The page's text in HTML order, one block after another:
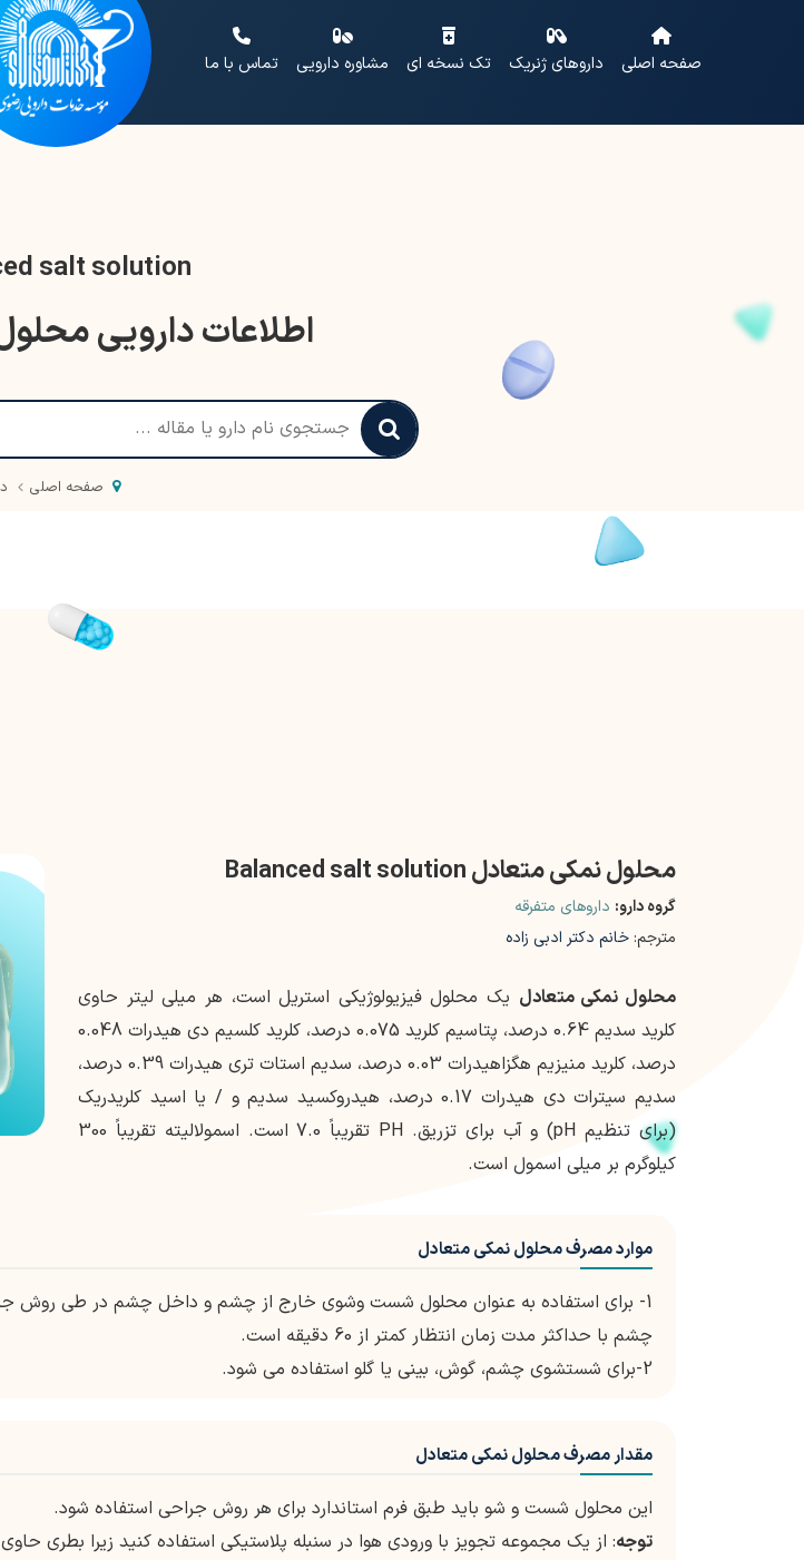
صفحه اصلی داروهای ژنریک تک نسخه ای مشاوره دارویی تماس با ما
salt solution
اطلاعات دارویی
صفحه اصلی
محلول نمکی متعادل Balanced salt solution
گروه دارو: داروهای متفرقه
مترجم: خانم دکتر ادبی زاده
محلول نمکی متعادل یک محلول فیزیولوژیکی استریل است، هر میلی لیتر حاوی
کلرید سدیم 0.64 درصد، پتاسیم کلرید 0.075 درصد، کلرید کلسیم دی هیدرات 0.048
درصد، کلرید منیزیم هگزاهیدرات 0.03 درصد، سدیم استات تری هیدرات 0.39 درصد،
سدیم سیترات دی هیدرات 0.17 درصد، هیدروکسید سدیم و / یا اسید کلریدریک
(برای تنظیم pH) و آب برای تزریق. PH تقریباً 7.0 است. اسمولالیته تقریباً 300
کیلوگرم بر میلی اسمول است.
موارد مصرف محلول نمکی متعادل
1- برای استفاده به عنوان محلول شست وشوی خارج از چشم و داخل چشم در طی روش
چشم با حداکثر مدت زمان انتظار کمتر از 60 دقیقه است.
2-برای شستشوی چشم، گوش، بینی یا گلو استفاده می شود.
مقدار مصرف محلول نمکی متعادل
این محلول شست و شو باید طبق فرم استاندارد برای هر روش جراحی استفاده شود.
توجه: از یک مجموعه تجویز با ورودی هوا در سنبله پلاستیکی استفاده کنید زیرا بطری